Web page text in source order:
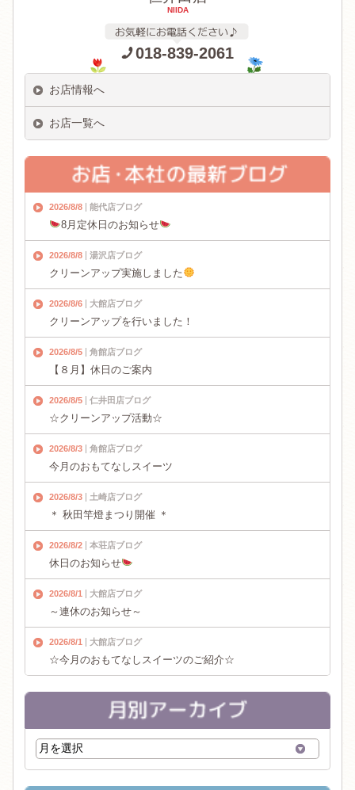
NIIDA
018-839-2061
お店情報へ
お店一覧へ
2026/8/8 能代店ブログ
8月定休日のお知らせ
2026/8/8 湯沢店ブログ
クリーンアップ実施しました
2026/8/6 大館店ブログ
クリーンアップを行いました！
2026/8/5 角館店ブログ
【８月】休日のご案内
2026/8/5 仁井田店ブログ
☆クリーンアップ活動☆
2026/8/3 角館店ブログ
今月のおもてなしスイーツ
2026/8/3 土崎店ブログ
＊ 秋田竿燈まつり開催 ＊
2026/8/2 本荘店ブログ
休日のお知らせ
2026/8/1 大館店ブログ
～連休のお知らせ～
2026/8/1 大館店ブログ
☆今月のおもてなしスイーツのご紹介☆